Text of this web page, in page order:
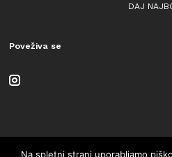
DAJ
Poveživa se
Na spletni strani uporabljamo